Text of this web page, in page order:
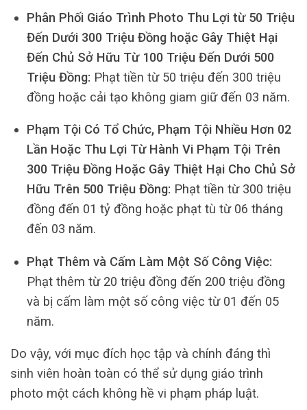
Phân Phối Giáo Trình Photo Thu Lợi từ 50 Triệu
Đến Dưới 300 Triệu Đồng hoặc Gây Thiệt Hại
Đến Chủ Sở Hữu Từ 100 Triệu Đến Dưới 500
Triệu Đồng: Phạt tiền từ 50 triệu đến 300 triệu
đồng hoặc cải tạo không giam giữ đến 03 năm.
Phạm Tội Có Tổ Chức, Phạm Tội Nhiều Hơn 02
Lần Hoặc Thu Lợi Từ Hành Vi Phạm Tội Trên
300 Triệu Đồng Hoặc Gây Thiệt Hại Cho Chủ Sở
Hữu Trên 500 Triệu Đồng: Phạt tiền từ 300 triệu
đồng đến 01 tỷ đồng hoặc phạt tù từ 06 tháng
đến 03 năm.
Phạt Thêm và Cấm Làm Một Số Công Việc:
Phạt thêm từ 20 triệu đồng đến 200 triệu đồng
và bị cấm làm một số công việc từ 01 đến 05
năm.
Do vậy, với mục đích học tập và chính đáng thì
sinh viên hoàn toàn có thể sử dụng giáo trình
photo một cách không hề vi phạm pháp luật.